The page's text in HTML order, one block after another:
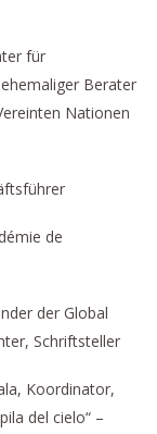
für
Berater
Nationen
de
der Global
Schriftsteller
Koordinator,
del cielo“ –